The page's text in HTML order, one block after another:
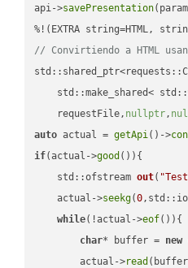
api->savePresentation
// Convirtiendo a HTML
std::make_shared<
    requestFile,
nullptr,
auto actual = getApi()->
if(actual->good ()){
std::ofstream out(
    actual->
seekg(0
while(!actual->eof()){
char* buffer = new
        actual->
read